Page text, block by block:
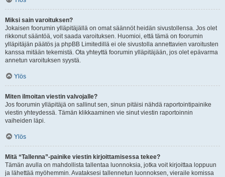
Miksi sain varoituksen?
Jokaisen foorumin ylläpitäjällä on omat säännöt heidän sivustollensa. Jos olet
rikkonut sääntöä, voit saada varoituksen. Huomioi, että tämä on foorumin
ylläpitäjän päätös ja phpBB Limitedillä ei ole sivustolla annettavien varoitusten
kanssa mitään tekemistä. Ota yhteyttä foorumin ylläpitäjään, jos olet epävarma
annetun varoituksen syystä.
Ylös
Miten ilmoitan viestin valvojalle?
Jos foorumin ylläpitäjä on sallinut sen, sinun pitäisi nähdä raportointipainike
viestin yhteydessä. Tämän klikkaaminen vie sinut viestin raportoinnin
vaiheiden läpi.
Ylös
Mitä “Tallenna”-painike viestin kirjoittamisessa tekee?
Tämän avulla on mahdollista tallentaa luonnoksia, jotka voit kirjoittaa loppuun
ja lähettää myöhemmin. Avataksesi tallennetun luonnoksen, vieraile komissa